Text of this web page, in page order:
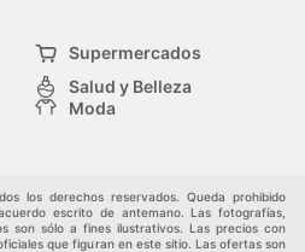
Supermercados
Salud y Belleza
Moda
los derechos reservados. Queda prohibido
escrito de antemano. Las fotografías,
son sólo a fines ilustrativos. Las precios con
que figuran en este sitio. Las ofertas son